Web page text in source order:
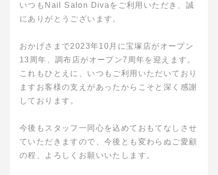
いつもNail Salon Divaをご利用いただき、誠
にありがとうございます。
おかげさまで2023年10月に宝塚店がオープン
13周年、調布店がオープン7周年を迎えます。
これもひとえに、いつもご利用いただいており
ますお客様の支えがあったからこそと深く感謝
しております。
今後もスタッフ一同心を込めておもてなしさせ
ていただきますので、今後とも変わらぬご愛顧
の程、よろしくお願いいたします。